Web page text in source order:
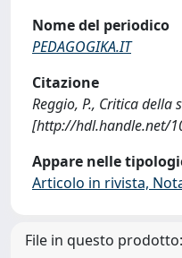
Nome del periodico
PEDAGOGIKA.IT
Citazione
Reggio, P., Critica della
[http://hdl.handle.net/
Appare nelle
Articolo in rivista,
File in questo prodotto: